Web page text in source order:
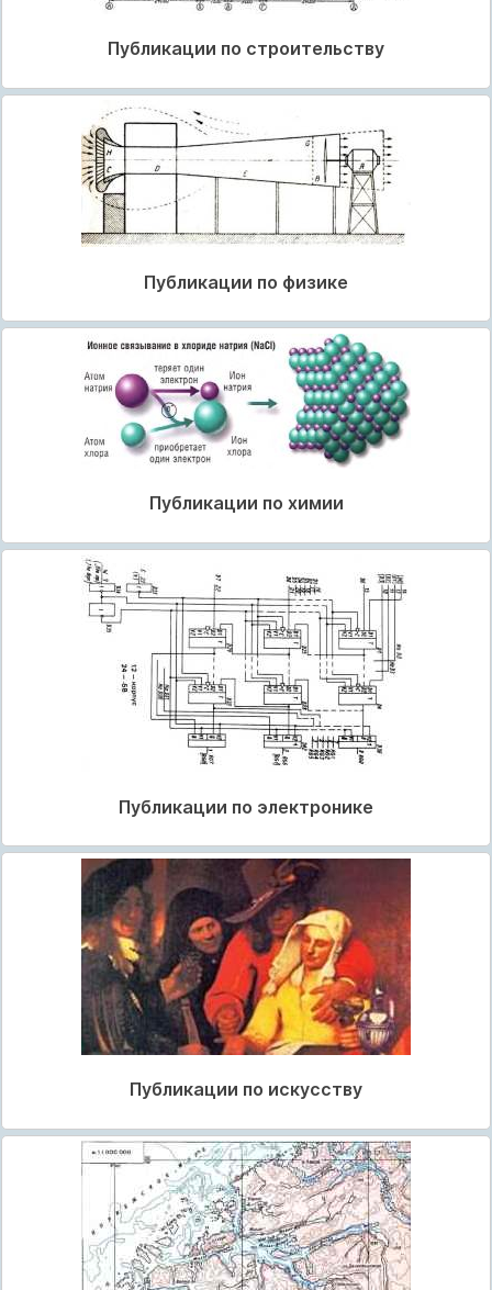
Публикации по строительству
Публикации по физике
Публикации по химии
Публикации по электронике
Публикации по искусству